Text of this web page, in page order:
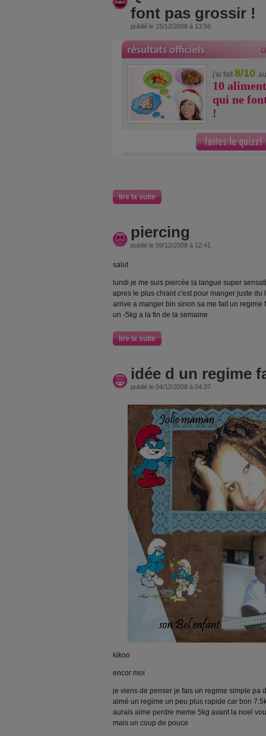
font pas grossir !
publié le 15/12/2008 à 13:56
j'ai fait 8/10
10
qui ne
!
lire la suite
piercing
publié le 09/12/2008 à 12:41
salut
lundi je me suis piercée la langue super
apres le plus chiant c'est pour manger juste
arrive a manger bin sinon sa me fait un
un -5kg a la fin de la semaine
lire la suite
idée d un regime
publié le 04/12/2008 à 04:37
kikoo
encor moi
je viens de penser je fais un regime simple pa
aimé un regime un peu plus rapide car bon
aurais aime perdre meme 5kg avant la noel
mais un coup de pouce